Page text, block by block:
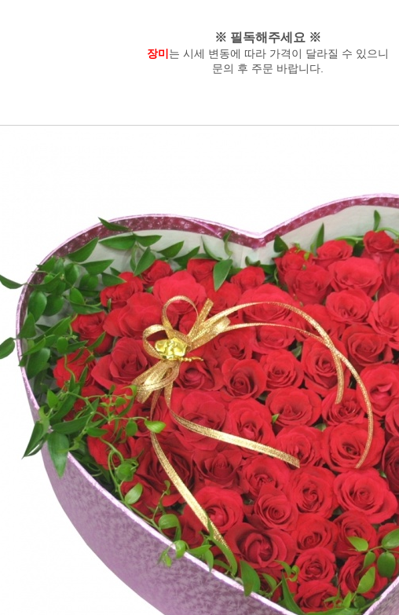
※ 필독해주세요 ※
장미 는 시세 변동에 따라 가격이 달라질 수 있으니
문의 후 주문 바랍니다.